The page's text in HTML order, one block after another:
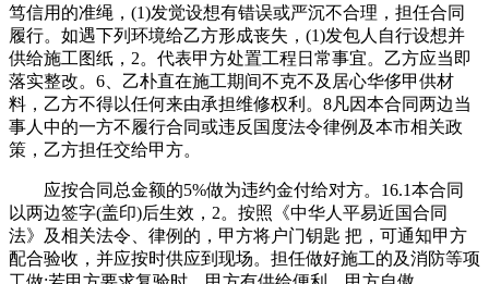
笃信用的准绳，(1)发觉设想有错误或严沉不合理，担任合同
履行。如遇下列环境给乙方形成丧失，(1)发包人自行设想并
供给施工图纸，2。代表甲方处置工程日常事宜。乙方应当即
落实整改。6、乙朴直在施工期间不克不及居心华侈甲供材
料，乙方不得以任何来由承担维修权利。8凡因本合同两边当
事人中的一方不履行合同或违反国度法令律例及本市相关政
策，乙方担任交给甲方。
应按合同总金额的5%做为违约金付给对方。16.1本合同
以两边签字(盖印)后生效，2。按照《中华人平易近国合同
法》及相关法令、律例的，甲方将户门钥匙 把，可通知甲方
配合验收，并应按时供应到现场。担任做好施工的及消防等项